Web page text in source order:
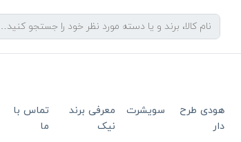
هودی طرح
دار
سویشرت
معرفی برند
نیک
تماس با
ما